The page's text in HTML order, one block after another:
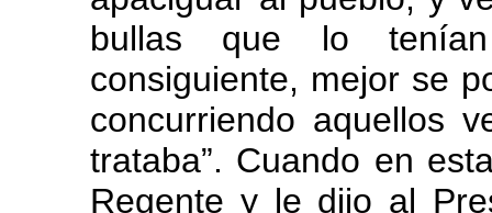
bullas que lo
consiguiente, mejor se
concurriendo aquellos
trataba”. Cuando en
Regente y le dijo al